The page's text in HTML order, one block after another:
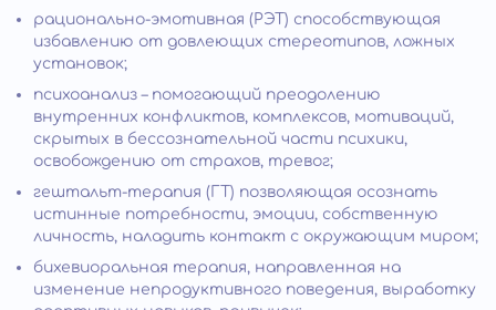
рационально-эмотивная (РЭТ) способствующая
избавлению от довлеющих стереотипов, ложных
установок;
психоанализ – помогающий преодолению
внутренних конфликтов, комплексов, мотиваций,
скрытых в бессознательной части психики,
освобождению от страхов, тревог;
гештальт-терапия (ГТ) позволяющая осознать
истинные потребности, эмоции, собственную
личность, наладить контакт с окружающим миром;
бихевиоральная терапия, направленная на
изменение непродуктивного поведения, выработку